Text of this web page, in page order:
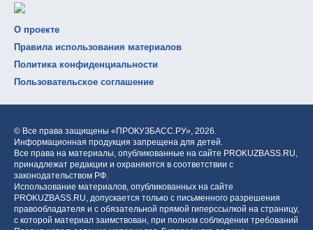
О проекте
Правила использования материалов
Политика конфиденциальности
Пользовательское соглашение
© Все права защищены «ПРОКУЗБАСС.РУ», 2026.
Информационная продукция запрещена для детей.
Все права на материалы, опубликованные на сайте PROKUZBASS.RU,
принадлежат редакции и охраняются в соответствии с
законодательством РФ.
Использование материалов, опубликованных на сайте
PROKUZBASS.RU, допускается только с письменного разрешения
правообладателя и с обязательной прямой гиперссылкой на страницу,
с которой материал заимствован, при полном соблюдении требований